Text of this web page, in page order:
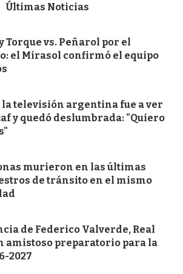
Últimas Noticias
Torque vs. Peñarol por el
el Mirasol confirmó el equipo
la televisión argentina fue a ver
y quedó deslumbrada: "Quiero
murieron en las últimas
de tránsito en el mismo
de Federico Valverde, Real
amistoso preparatorio para la
2027